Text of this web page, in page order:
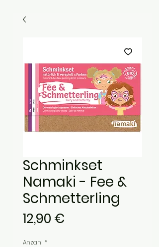
Schminkset
Namaki - Fee &
Schmetterling
12,90 €
Anzahl *